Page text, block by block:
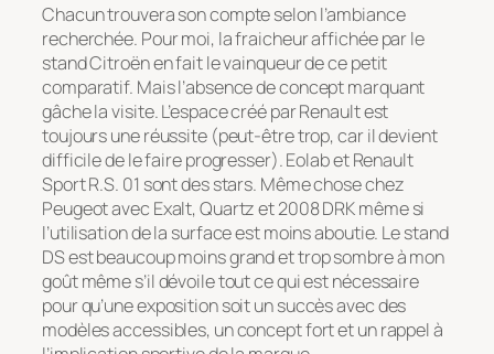
Chacun trouvera son compte selon l’ambiance
recherchée. Pour moi, la fraicheur affichée par le
stand Citroën en fait le vainqueur de ce petit
comparatif. Mais l’absence de concept marquant
gâche la visite. L’espace créé par Renault est
toujours une réussite (peut-être trop, car il devient
difficile de le faire progresser). Eolab et Renault
Sport R.S. 01 sont des stars. Même chose chez
Peugeot avec Exalt, Quartz et 2008 DRK même si
l’utilisation de la surface est moins aboutie. Le stand
DS est beaucoup moins grand et trop sombre à mon
goût même s’il dévoile tout ce qui est nécessaire
pour qu’une exposition soit un succès avec des
modèles accessibles, un concept fort et un rappel à